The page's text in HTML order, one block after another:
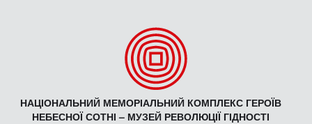
НАЦІОНАЛЬНИЙ МЕМОРІАЛЬНИЙ КОМПЛЕКС ГЕРОЇВ
НЕБЕСНОЇ СОТНІ – МУЗЕЙ РЕВОЛЮЦІЇ ГІДНОСТІ